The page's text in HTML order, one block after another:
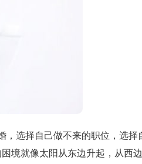
，选择自己做不来的职位，选择
境就像太阳从东边升起，从西